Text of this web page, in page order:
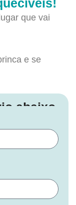
que vai
e se
abaixo